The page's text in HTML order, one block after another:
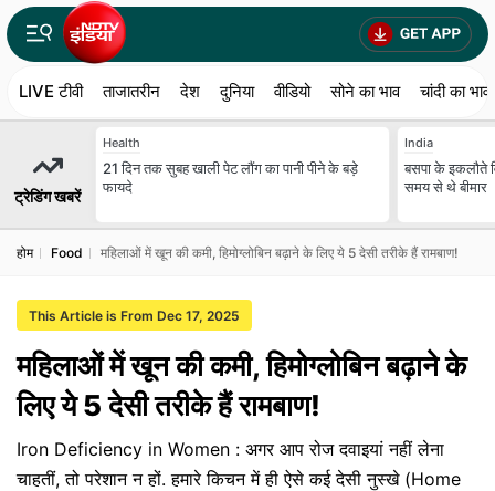
LIVE टीवी ताजातरीन देश दुनिया वीडियो सोने का भाव चांदी का भाव
ट्रेडिंग खबरें
Health
21 दिन तक सुबह खाली पेट लौंग का पानी पीने के बड़े
फायदे
India
बसपा के इकलौते
समय से थे बीमार
होम Food महिलाओं में खून की कमी, हिमोग्लोबिन बढ़ाने के लिए ये 5 देसी तरीके हैं रामबाण!
This Article is From Dec 17, 2025
महिलाओं में खून की कमी, हिमोग्लोबिन बढ़ाने के
लिए ये 5 देसी तरीके हैं रामबाण!
Iron Deficiency in Women : अगर आप रोज दवाइयां नहीं लेना
चाहतीं, तो परेशान न हों. हमारे किचन में ही ऐसे कई देसी नुस्खे (Home